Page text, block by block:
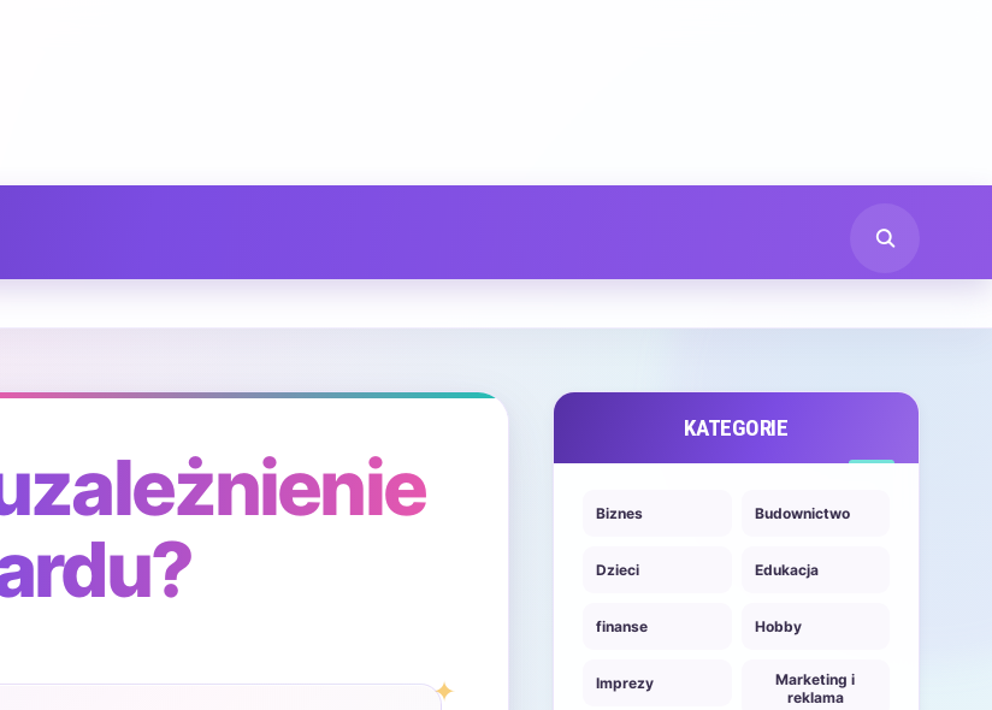
KATEGORIE
Biznes Budownictwo
Dzieci Edukacja
finanse Hobby
Imprezy
Marketing i
reklama